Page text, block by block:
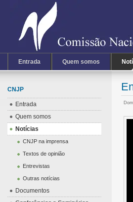
Entrada Quem somos
CNJP
Entrada
Quem somos
Notícias
CNJP na imprensa
Textos de opinião
Entrevistas
Outras notícias
Documentos